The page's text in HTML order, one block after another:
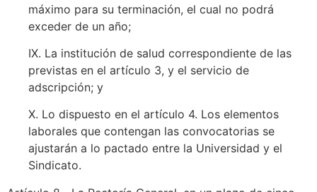
máximo para su terminación, el cual no podrá
exceder de un año;
IX. La institución de salud correspondiente de las
previstas en el artículo 3, y el servicio de
adscripción; y
X. Lo dispuesto en el artículo 4. Los elementos
laborales que contengan las convocatorias se
ajustarán a lo pactado entre la Universidad y el
Sindicato.